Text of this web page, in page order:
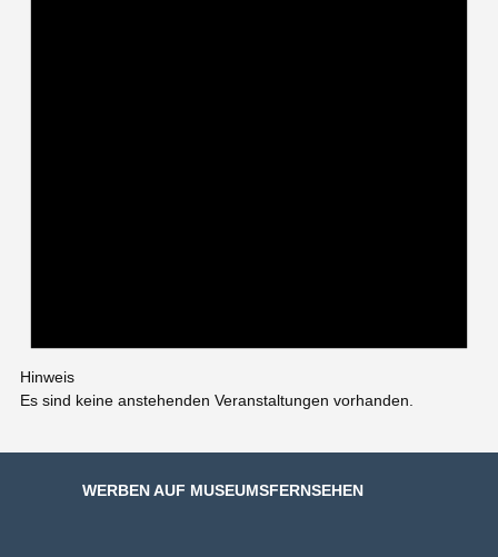
Hinweis
Es sind keine anstehenden Veranstaltungen vorhanden.
WERBEN AUF MUSEUMSFERNSEHEN